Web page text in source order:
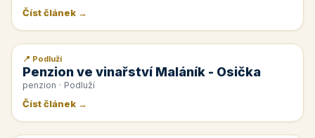
Číst článek →
📰 PR článek
📍 Podluží
Penzion ve vinařství Maláník - Osička
penzion · Podluží
Číst článek →